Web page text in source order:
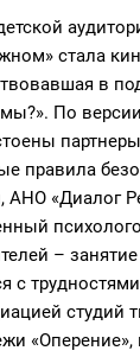
стала
в
По
правила
АНО «Диалог
–
с
студий